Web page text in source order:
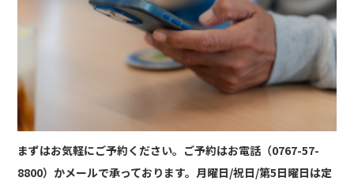
まずはお気軽にご予約ください。ご予約はお電話（0767-57-
8800）かメールで承っております。月曜日/祝日/第5日曜日は定